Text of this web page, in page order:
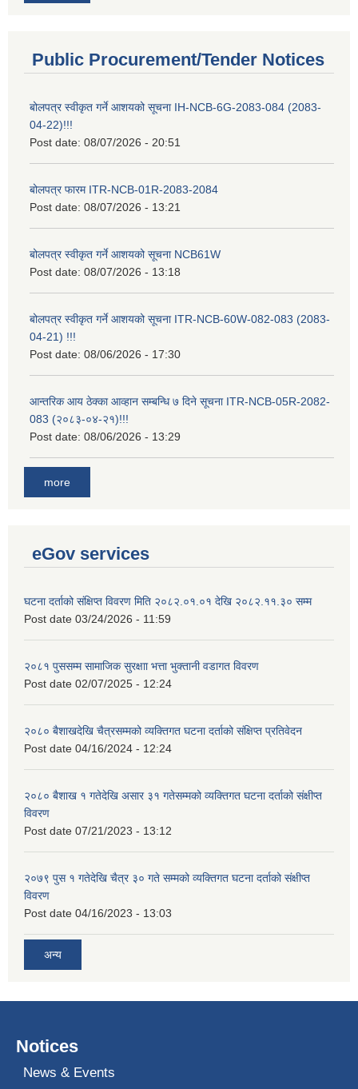
Public Procurement/Tender Notices
बोलपत्र स्वीकृत गर्ने आशयको सूचना IH-NCB-6G-2083-084 (2083-
04-22)!!!
Post date: 08/07/2026 - 20:51
बोलपत्र फारम ITR-NCB-01R-2083-2084
Post date: 08/07/2026 - 13:21
बोलपत्र स्वीकृत गर्ने आशयको सूचना NCB61W
Post date: 08/07/2026 - 13:18
बोलपत्र स्वीकृत गर्ने आशयको सूचना ITR-NCB-60W-082-083 (2083-
04-21) !!!
Post date: 08/06/2026 - 17:30
आन्तरिक आय ठेक्का आव्हान सम्बन्धि ७ दिने सूचना ITR-NCB-05R-2082-
083 (२०८३-०४-२१)!!!
Post date: 08/06/2026 - 13:29
more
eGov services
घटना दर्ताको संक्षिप्त विवरण मिति २०८२.०१.०१ देखि २०८२.११.३० सम्म
Post date 03/24/2026 - 11:59
२०८१ पुससम्म सामाजिक सुरक्षाा भत्ता भुक्तानी वडागत विवरण
Post date 02/07/2025 - 12:24
२०८० बैशाखदेखि चैत्रसम्मको व्यक्तिगत घटना दर्ताको संक्षिप्त प्रतिवेदन
Post date 04/16/2024 - 12:24
२०८० बैशाख १ गतेदेखि असार ३१ गतेसम्मको व्यक्तिगत घटना दर्ताको संक्षीप्त
विवरण
Post date 07/21/2023 - 13:12
२०७९ पुस १ गतेदेखि चैत्र ३० गते सम्मको व्यक्तिगत घटना दर्ताको संक्षीप्त
विवरण
Post date 04/16/2023 - 13:03
अन्य
Notices
News & Events